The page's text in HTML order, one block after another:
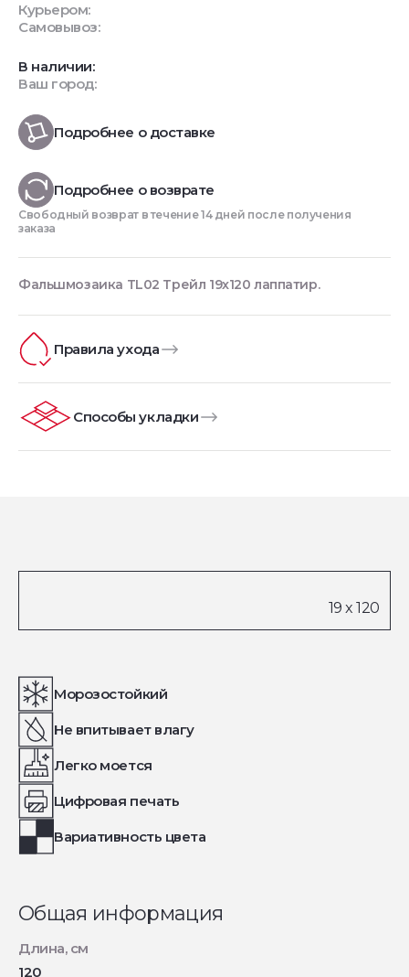
Курьером:
Самовывоз:
В наличии:
Ваш город:
Подробнее о доставке
Подробнее о возврате
Свободный возврат в течение 14 дней после получения
заказа
Фальшмозаика TL02 Трейл 19x120 лаппатир.
Правила ухода
Способы укладки
Морозостойкий
Не впитывает влагу
Легко моется
Цифровая печать
Вариативность цвета
Общая информация
Длина, см
120